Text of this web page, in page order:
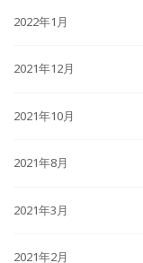
2022年1月
2021年12月
2021年10月
2021年8月
2021年3月
2021年2月